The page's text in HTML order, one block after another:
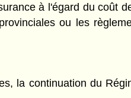
à l'égard du coût
ou les
la continuation du